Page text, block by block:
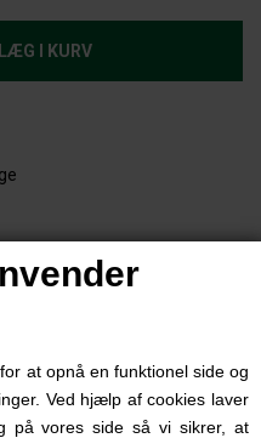
at opnå en funktionel side og
Ved hjælp af cookies laver
på vores side så vi sikrer, at
der er lavet i en kraftig polyester
er enkelt, og produkterne er